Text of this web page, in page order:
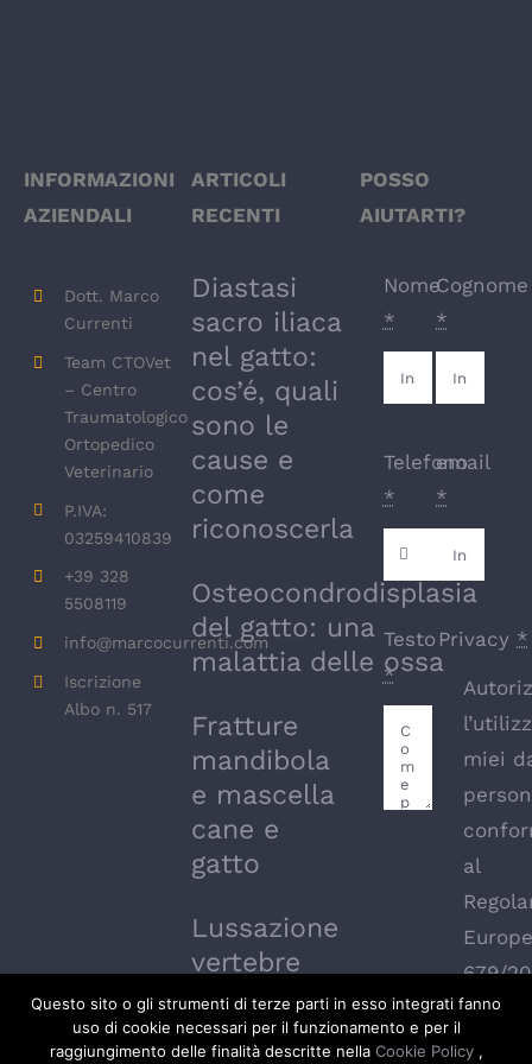
INFORMAZIONI
AZIENDALI
Dott. Marco
Currenti
Team CTOVet
– Centro
Traumatologico
Ortopedico
Veterinario
P.IVA:
03259410839
+39 328
5508119
info@marcocurrenti.com
Iscrizione
Albo n. 517
ARTICOLI
RECENTI
Diastasi
sacro iliaca
nel gatto:
cos’é, quali
sono le
cause e
come
riconoscerla
Osteocondrodisplasia
del gatto: una
malattia delle ossa
Fratture
mandibola
e mascella
cane e
gatto
Lussazione
vertebre
cervicali
cane C1 e
POSSO
AIUTARTI?
Nome
*
Telefono
*
Testo
*
Cognome
*
email
*
Privacy *
miei
al
679/
Questo sito o gli strumenti di terze parti in esso integrati fanno
uso di cookie necessari per il funzionamento e per il
raggiungimento delle finalità descritte nella Cookie Policy ,